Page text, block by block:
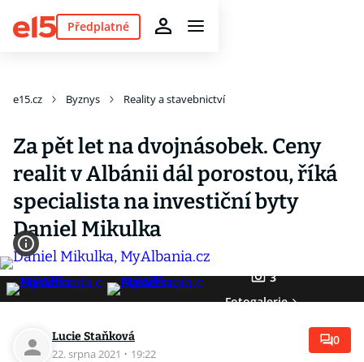
Předplatné
e15.cz Byznys Reality a stavebnictví
Za pět let na dvojnásobek. Ceny
realit v Albánii dál porostou, říká
specialista na investiční byty
Daniel Mikulka
3
Fotogalerie
Lucie Staňková
22. srpna 2021 · 19:22
0